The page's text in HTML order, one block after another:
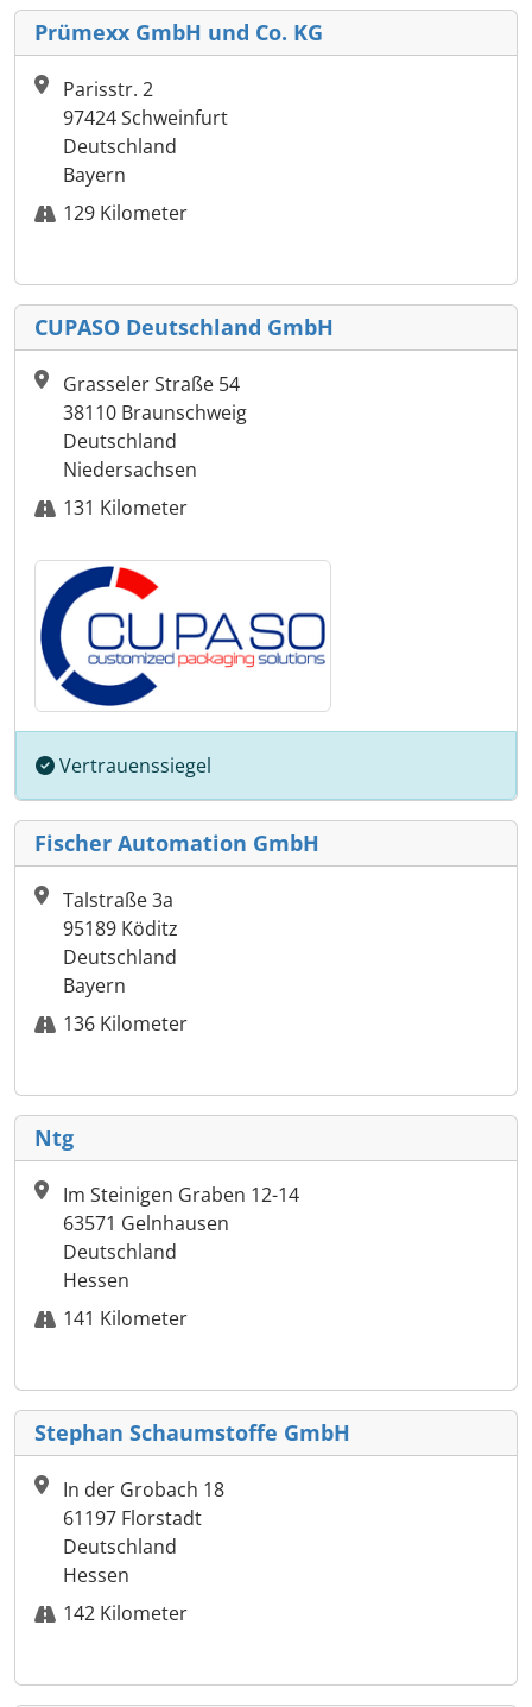
Prümexx GmbH und Co. KG
Parisstr. 2
97424 Schweinfurt
Deutschland
Bayern
129 Kilometer
CUPASO Deutschland GmbH
Grasseler Straße 54
38110 Braunschweig
Deutschland
Niedersachsen
131 Kilometer
Vertrauenssiegel
Fischer Automation GmbH
Talstraße 3a
95189 Köditz
Deutschland
Bayern
136 Kilometer
Ntg
Im Steinigen Graben 12-14
63571 Gelnhausen
Deutschland
Hessen
141 Kilometer
Stephan Schaumstoffe GmbH
In der Grobach 18
61197 Florstadt
Deutschland
Hessen
142 Kilometer